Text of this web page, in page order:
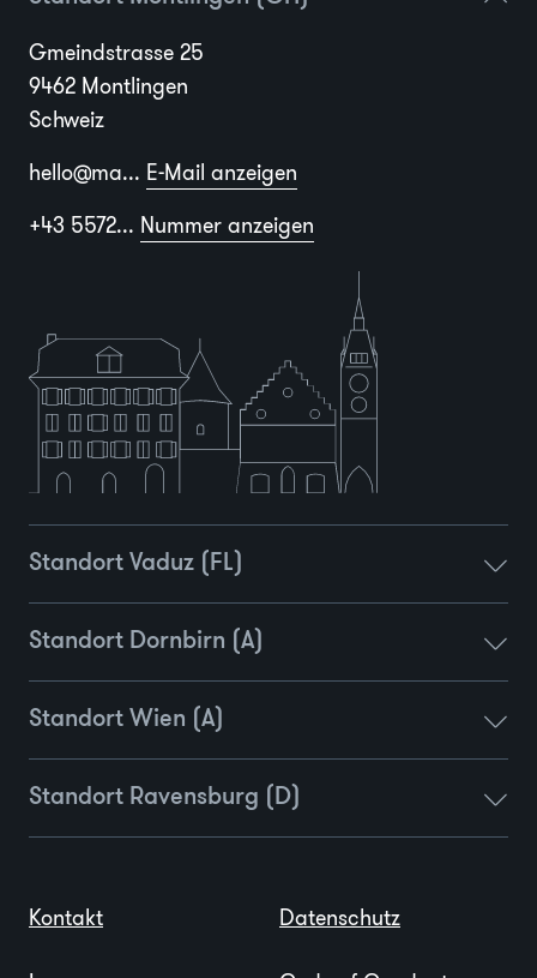
Gmeindstrasse 25
9462 Montlingen
Schweiz
hello@ma... E-Mail anzeigen
+43 5572... Nummer anzeigen
Standort Vaduz (FL)
Standort Dornbirn (A)
Standort Wien (A)
Standort Ravensburg (D)
Kontakt Datenschutz